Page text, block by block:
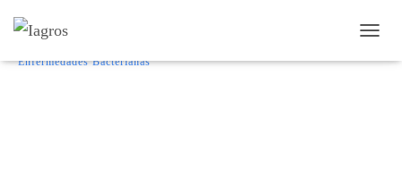
Inicio/Fungicidas / Kazumin: Bactericida Natural para el Control de
Enfermedades Bacterianas